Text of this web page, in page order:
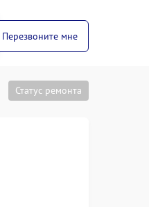
Перезвоните мне
Статус ремонта